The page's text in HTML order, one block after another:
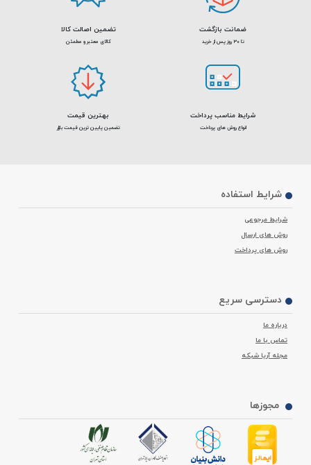
ضمانت بازگشت
تا 30 روز پس از خرید
تضمین اصالت کالا
کالای معتبر و مطمئن
شرایط مناسب پرداخت
انواع روش های پرداخت
بهترین قیمت
تضمین پایین ترین قیمت بازار
شرایط استفاده
شرایط مرجوعی
روش های ارسال
روش های پرداخت
دسترسی سریع
درباره ما
تماس با ما
مجله آریا شبکه
مجوزها